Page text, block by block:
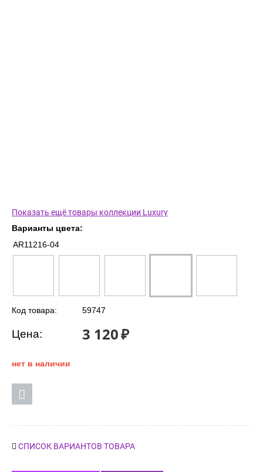
Показать ещё товары коллекции Luxury
Варианты цвета:
AR11216-04
Код товара: 59747
Цена: 3 120₽
нет в наличии
СПИСОК ВАРИАНТОВ ТОВАРА